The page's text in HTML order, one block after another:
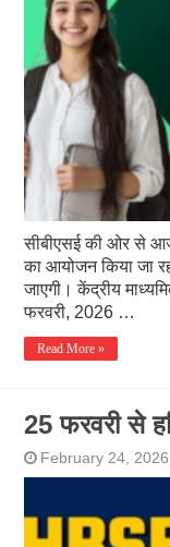
सीबीएसई की ओर से आज
का आयोजन किया जा
जाएगी। केंद्रीय
फरवरी, 2026 …
Read More »
25 फरवरी से
February 24, 2026